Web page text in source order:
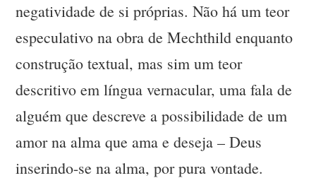
negatividade de si próprias. Não há um teor
especulativo na obra de Mechthild enquanto
construção textual, mas sim um teor
descritivo em língua vernacular, uma fala de
alguém que descreve a possibilidade de um
amor na alma que ama e deseja – Deus
inserindo-se na alma, por pura vontade.